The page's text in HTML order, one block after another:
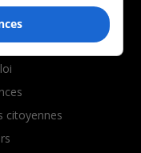
vivre
être
citoyennes